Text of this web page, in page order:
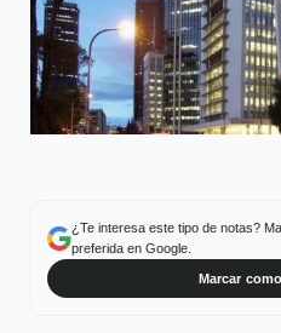
¿Te interesa este tipo de notas?
preferida en Google.
Marcar